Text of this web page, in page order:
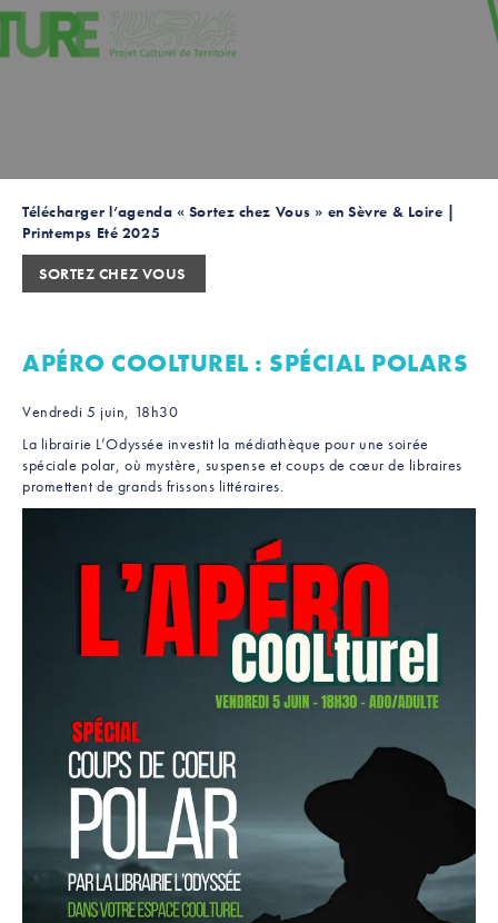
Télécharger l’agenda « Sortez chez Vous » en Sèvre & Loire |
Printemps Eté 2025
SORTEZ CHEZ VOUS
APÉRO COOLTUREL : SPÉCIAL POLARS
Vendredi 5 juin, 18h30
La librairie L’Odyssée investit la médiathèque pour une soirée
spéciale polar, où mystère, suspense et coups de cœur de libraires
promettent de grands frissons littéraires.